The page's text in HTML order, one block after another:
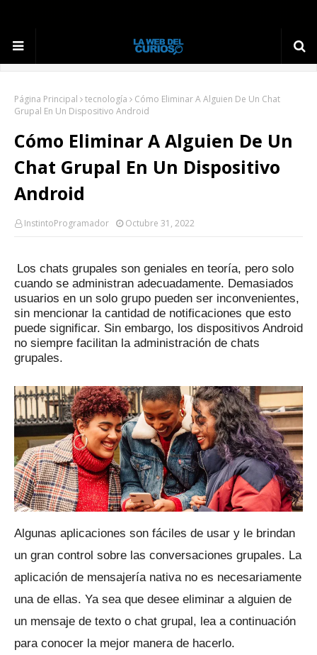
Página Principal tecnología
Cómo Eliminar A Alguien De Un Chat
Grupal En Un Dispositivo Android
Cómo Eliminar A Alguien De Un
Chat Grupal En Un Dispositivo
Android
InstintoProgramador Octubre 31, 2022
Los chats grupales son geniales en teoría, pero solo
cuando se administran adecuadamente. Demasiados
usuarios en un solo grupo pueden ser inconvenientes,
sin mencionar la cantidad de notificaciones que esto
puede significar. Sin embargo, los dispositivos Android
no siempre facilitan la administración de chats
grupales.
Algunas aplicaciones son fáciles de usar y le brindan
un gran control sobre las conversaciones grupales. La
aplicación de mensajería nativa no es necesariamente
una de ellas. Ya sea que desee eliminar a alguien de
un mensaje de texto o chat grupal, lea a continuación
para conocer la mejor manera de hacerlo.